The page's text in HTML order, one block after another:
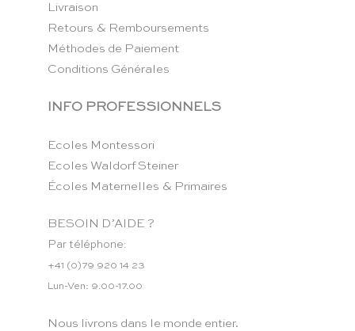
Livraison
Retours & Remboursements
Méthodes de Paiement
Conditions Générales
INFO PROFESSIONNELS
Ecoles Montessori
Ecoles Waldorf Steiner
Écoles Maternelles & Primaires
BESOIN D’AIDE ?
Par téléphone:
+41 (0)79 920 14 23
Lun-Ven: 9.00-17.00
Nous livrons dans le monde entier.